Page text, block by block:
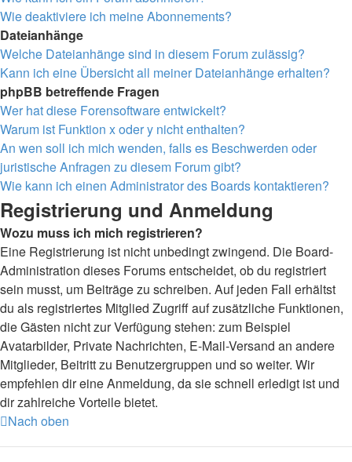
Wie deaktiviere ich meine Abonnements?
Dateianhänge
Welche Dateianhänge sind in diesem Forum zulässig?
Kann ich eine Übersicht all meiner Dateianhänge erhalten?
phpBB betreffende Fragen
Wer hat diese Forensoftware entwickelt?
Warum ist Funktion x oder y nicht enthalten?
An wen soll ich mich wenden, falls es Beschwerden oder
juristische Anfragen zu diesem Forum gibt?
Wie kann ich einen Administrator des Boards kontaktieren?
Registrierung und Anmeldung
Wozu muss ich mich registrieren?
Eine Registrierung ist nicht unbedingt zwingend. Die Board-
Administration dieses Forums entscheidet, ob du registriert
sein musst, um Beiträge zu schreiben. Auf jeden Fall erhältst
du als registriertes Mitglied Zugriff auf zusätzliche Funktionen,
die Gästen nicht zur Verfügung stehen: zum Beispiel
Avatarbilder, Private Nachrichten, E-Mail-Versand an andere
Mitglieder, Beitritt zu Benutzergruppen und so weiter. Wir
empfehlen dir eine Anmeldung, da sie schnell erledigt ist und
dir zahlreiche Vorteile bietet.
Nach oben